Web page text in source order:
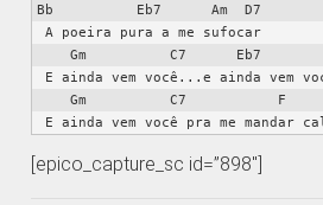
Bb          Eb7      Am  D7
A poeira pura a me sufocar
    Gm          C7      Eb7        D7
    Gm          C7           F        C7 F
[epico_capture_sc id=”898″]